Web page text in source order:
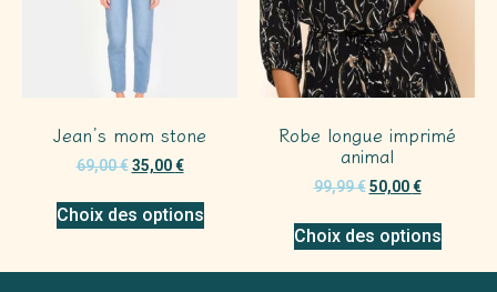
Jean’s mom stone
69,00€ 35,00€
Choix des options
Robe longue imprimé
animal
99,99€ 50,00€
Choix des options